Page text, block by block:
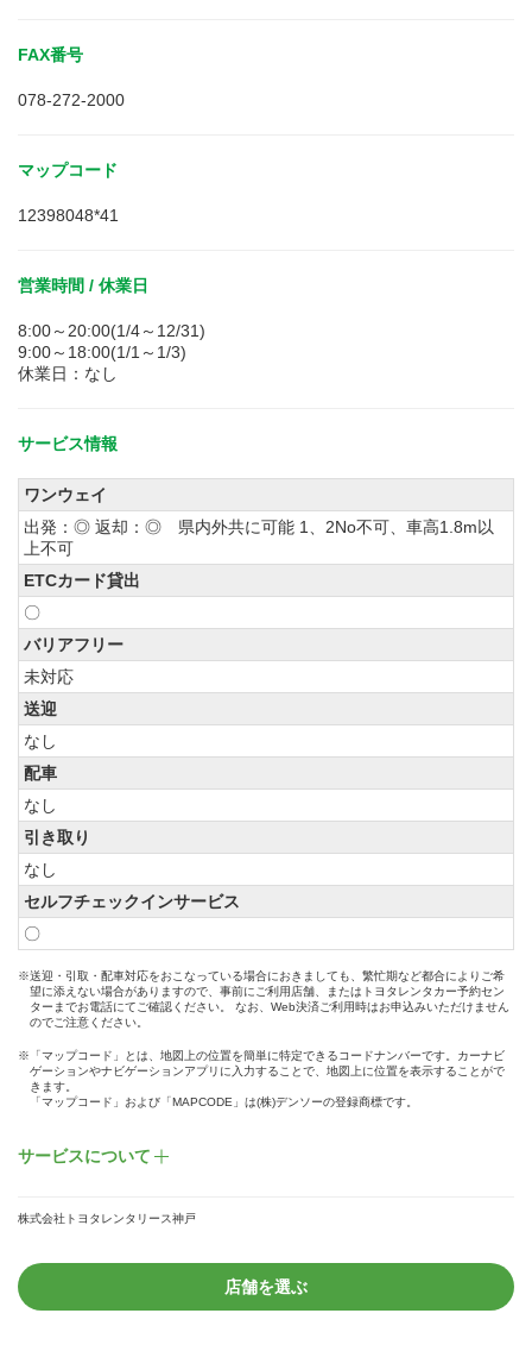
FAX番号
078-272-2000
マップコード
12398048*41
営業時間 / 休業日
8:00～20:00(1/4～12/31)
9:00～18:00(1/1～1/3)
休業日：なし
サービス情報
ワンウェイ
出発：◎ 返却：◎ 県内外共に可能 1、2No不可、車高1.8m以
上不可
ETCカード貸出
〇
バリアフリー
未対応
送迎
なし
配車
なし
引き取り
なし
セルフチェックインサービス
〇
※送迎・引取・配車対応をおこなっている場合におきましても、繁忙期など都合によりご希
望に添えない場合がありますので、事前にご利用店舗、またはトヨタレンタカー予約セン
ターまでお電話にてご確認ください。 なお、Web決済ご利用時はお申込みいただけません
のでご注意ください。
※「マップコード」とは、地図上の位置を簡単に特定できるコードナンバーです。カーナビ
ゲーションやナビゲーションアプリに入力することで、地図上に位置を表示することがで
きます。
「マップコード」および「MAPCODE」は(株)デンソーの登録商標です。
サービスについて
株式会社トヨタレンタリース神戸
店舗を選ぶ